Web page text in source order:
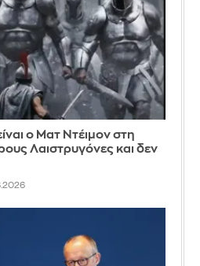
ο Ματ Ντέιμον στη
Λαιστρυγόνες και δεν